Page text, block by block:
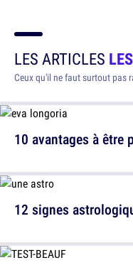
LES ARTICLES
Ceux qu'il ne faut surtout pas
10 avantages à être
12 signes